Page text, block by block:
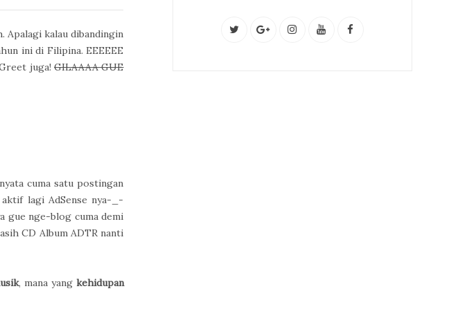
Apalagi kalau dibandingin
ini di Filipina. EEEEEE
juga!GILAAAA GUE
cuma satu postingan
lagi AdSense nya-_-
gue nge-blog cuma demi
CD Album ADTR nanti
, mana yang kehidupan